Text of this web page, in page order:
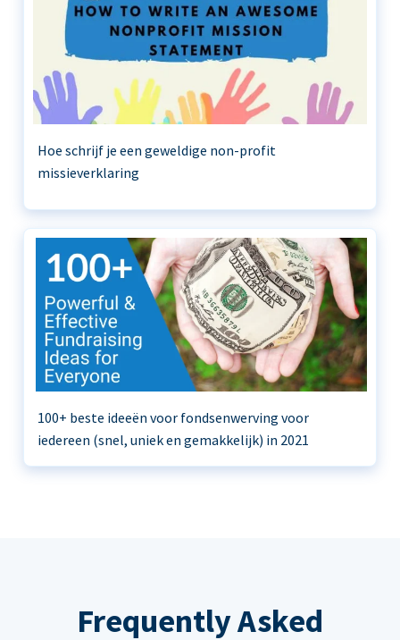
Hoe schrijf je een geweldige non-profit
missieverklaring
100+ beste ideeën voor fondsenwerving voor
iedereen (snel, uniek en gemakkelijk) in 2021
Frequently Asked